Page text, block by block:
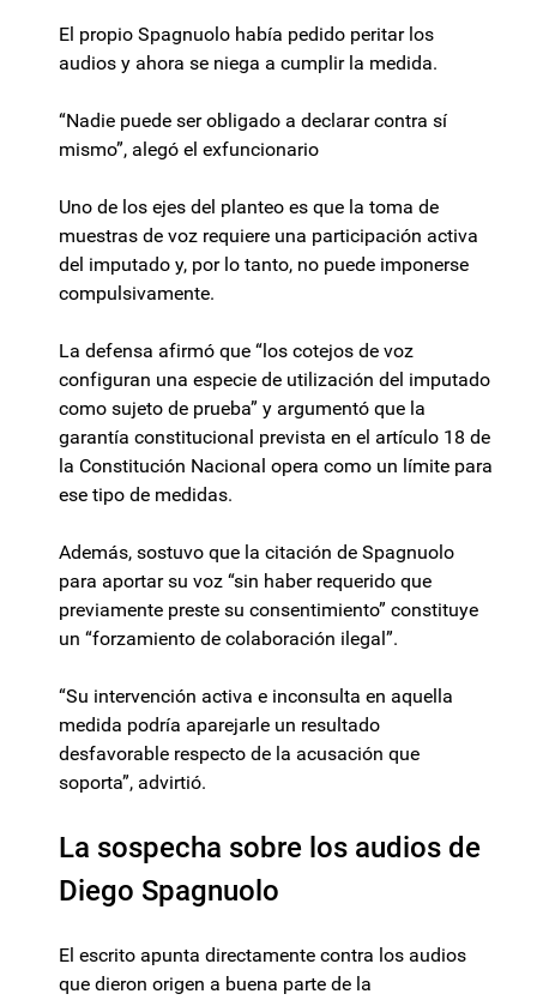
El propio Spagnuolo había pedido peritar los
audios y ahora se niega a cumplir la medida.
“Nadie puede ser obligado a declarar contra sí
mismo”, alegó el exfuncionario
Uno de los ejes del planteo es que la toma de
muestras de voz requiere una participación activa
del imputado y, por lo tanto, no puede imponerse
compulsivamente.
La defensa afirmó que “los cotejos de voz
configuran una especie de utilización del imputado
como sujeto de prueba” y argumentó que la
garantía constitucional prevista en el artículo 18 de
la Constitución Nacional opera como un límite para
ese tipo de medidas.
Además, sostuvo que la citación de Spagnuolo
para aportar su voz “sin haber requerido que
previamente preste su consentimiento” constituye
un “forzamiento de colaboración ilegal”.
“Su intervención activa e inconsulta en aquella
medida podría aparejarle un resultado
desfavorable respecto de la acusación que
soporta”, advirtió.
La sospecha sobre los audios de
Diego Spagnuolo
El escrito apunta directamente contra los audios
que dieron origen a buena parte de la